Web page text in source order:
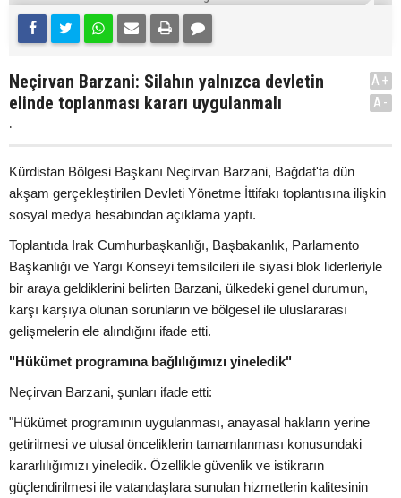
Neçirvan Barzani: Silahın yalnızca devletin
elinde toplanması kararı uygulanmalı
.
A+
A-
Kürdistan Bölgesi Başkanı Neçirvan Barzani, Bağdat'ta dün
akşam gerçekleştirilen Devleti Yönetme İttifakı toplantısına ilişkin
sosyal medya hesabından açıklama yaptı.
Toplantıda Irak Cumhurbaşkanlığı, Başbakanlık, Parlamento
Başkanlığı ve Yargı Konseyi temsilcileri ile siyasi blok liderleriyle
bir araya geldiklerini belirten Barzani, ülkedeki genel durumun,
karşı karşıya olunan sorunların ve bölgesel ile uluslararası
gelişmelerin ele alındığını ifade etti.
"Hükümet programına bağlılığımızı yineledik"
Neçirvan Barzani, şunları ifade etti:
"Hükümet programının uygulanması, anayasal hakların yerine
getirilmesi ve ulusal önceliklerin tamamlanması konusundaki
kararlılığımızı yineledik. Özellikle güvenlik ve istikrarın
güçlendirilmesi ile vatandaşlara sunulan hizmetlerin kalitesinin